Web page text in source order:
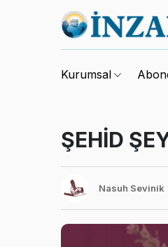
Kurumsal
ŞEHİD
Nasuh Sevinik